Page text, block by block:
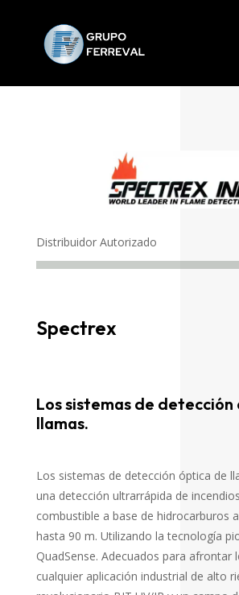
Distribuidor Autorizado
Spectrex
Los sistemas de
llamas.
Los sistemas de detección óptica de
una detección ultrarrápida de
combustible a base de hidrocarburos
hasta 90 m. Utilizando la tecnología
QuadSense. Adecuados para afrontar
cualquier aplicación industrial de alto